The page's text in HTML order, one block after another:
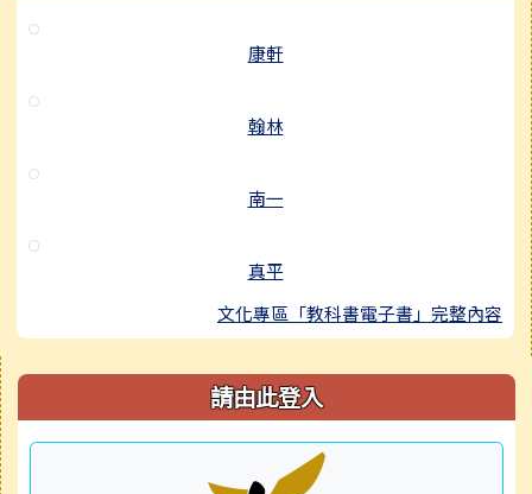
康軒
翰林
南一
真平
文化專區「教科書電子書」完整內容
右邊區域內容 請由此登入